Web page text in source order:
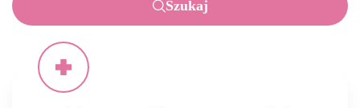
Szukaj